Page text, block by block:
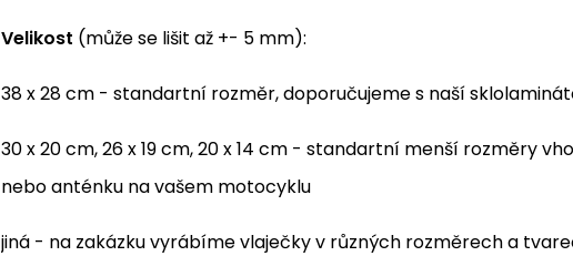
Velikost (může se lišit až +- 5 mm):
38 x 28 cm - standartní rozměr, doporučujeme s naší
30 x 20 cm, 26 x 19 cm, 20 x 14 cm - standartní menší rozměry
nebo anténku na vašem motocyklu
jiná - na zakázku vyrábíme vlaječky v různých rozměrech a